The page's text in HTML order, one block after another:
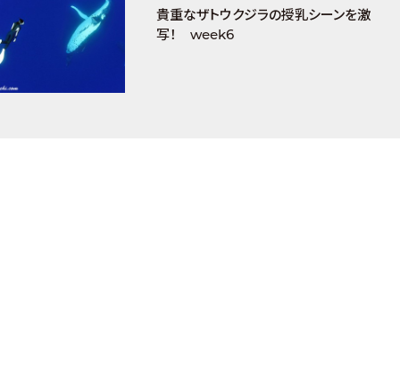
貴重なザトウクジラの授乳シーンを激
写！ week6